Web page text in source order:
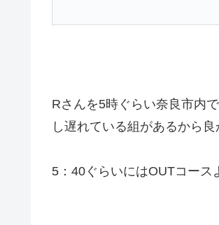
Rさんを5時ぐらい奈良市内
し遅れている組があるから
5：40ぐらいにはOUTコース